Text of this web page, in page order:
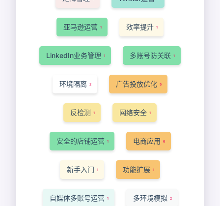
亚马逊运营 1 效率提升 1
LinkedIn业务管理 1 多账号防关联 1
环境隔离 2 广告投放优化 5
反检测 1 网络安全 1
安全的店铺运营 1 电商应用 6
新手入门 1 功能扩展 1
自媒体多账号运营 1 多环境模拟 2